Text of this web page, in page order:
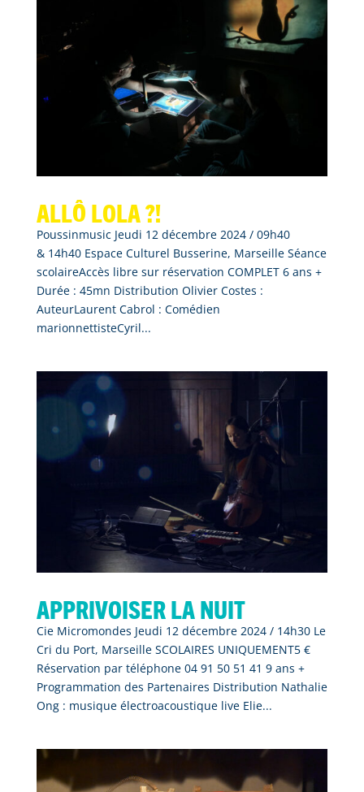
Allô Lola ?!
Poussinmusic Jeudi 12 décembre 2024 / 09h40
& 14h40 Espace Culturel Busserine, Marseille Séance
scolaireAccès libre sur réservation COMPLET 6 ans +
Durée : 45mn Distribution Olivier Costes :
AuteurLaurent Cabrol : Comédien
marionnettisteCyril...
Apprivoiser la nuit
Cie Micromondes Jeudi 12 décembre 2024 / 14h30 Le
Cri du Port, Marseille SCOLAIRES UNIQUEMENT5 €
Réservation par téléphone 04 91 50 51 41 9 ans +
Programmation des Partenaires Distribution Nathalie
Ong : musique électroacoustique live Elie...